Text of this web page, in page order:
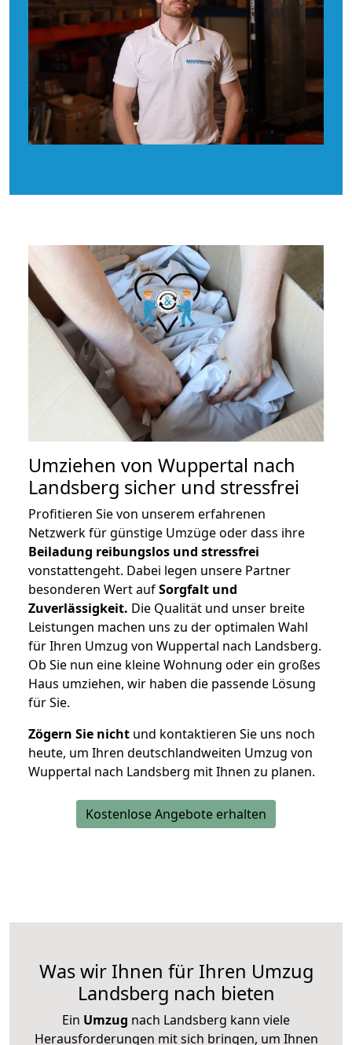
Umziehen von Wuppertal nach
Landsberg sicher und stressfrei
Profitieren Sie von unserem erfahrenen
Netzwerk für günstige Umzüge oder dass ihre
Beiladung reibungslos und stressfrei
vonstattengeht. Dabei legen unsere Partner
besonderen Wert aufSorgfalt und
Zuverlässigkeit. Die Qualität und unser breite
Leistungen machen uns zu der optimalen Wahl
für Ihren Umzug von Wuppertal nach Landsberg.
Ob Sie nun eine kleine Wohnung oder ein großes
Haus umziehen, wir haben die passende Lösung
für Sie.
Zögern Sie nicht und kontaktieren Sie uns noch
heute, um Ihren deutschlandweiten Umzug von
Wuppertal nach Landsberg mit Ihnen zu planen.
Kostenlose Angebote erhalten
Was wir Ihnen für Ihren Umzug
Landsberg nach bieten
Ein Umzug nach Landsberg kann viele
Herausforderungen mit sich bringen, um Ihnen